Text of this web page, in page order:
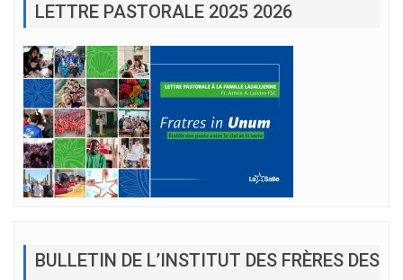
LETTRE PASTORALE 2025 2026
BULLETIN DE L’INSTITUT DES FRÈRES DES